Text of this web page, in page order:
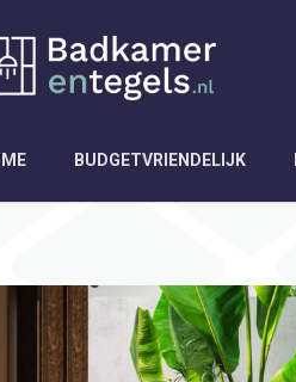
BUDGETVRIENDELIJK